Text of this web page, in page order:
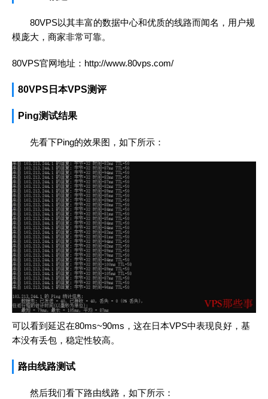
80VPS以其丰富的数据中心和优质的线路而闻名，用户规
模庞大，商家非常可靠。
80VPS官网地址： http://www.80vps.com/
80VPS日本VPS测评
Ping测试结果
先看下Ping的效果图，如下所示：
可以看到延迟在80ms~90ms，这在日本VPS中表现良好，基
本没有丢包，稳定性较高。
路由线路测试
然后我们看下路由线路，如下所示：